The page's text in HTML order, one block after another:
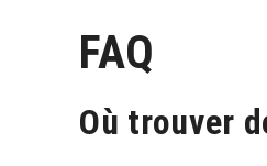
FAQ
Où trouver